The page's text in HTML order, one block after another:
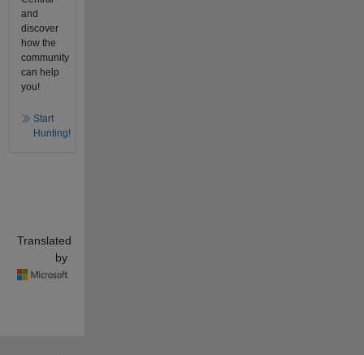
and
discover
how the
community
can help
you!
Start
Hunting!
Translated
by